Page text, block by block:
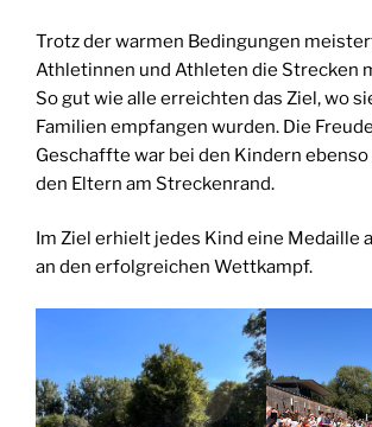
Trotz der warmen Bedingungen
Athletinnen und Athleten die Strecken
So gut wie alle erreichten das Ziel, wo
Familien empfangen wurden. Die
Geschaffte war bei den Kindern
den Eltern am Streckenrand.
Im Ziel erhielt jedes Kind eine Medaille
an den erfolgreichen Wettkampf.